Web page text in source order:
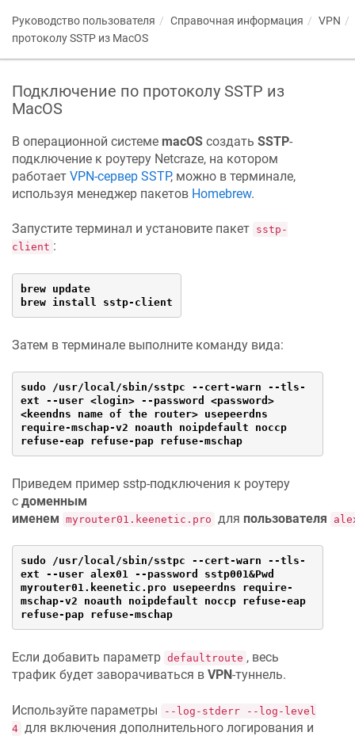
Руководство пользователя Справочная информация
VPN
протоколу SSTP из MacOS
Подключение по протоколу SSTP из
MacOS
В операционной системе macOS создать SSTP-
подключение к роутеру Netcraze, на котором
работает VPN-сервер SSTP, можно в терминале,
используя менеджер пакетов Homebrew.
Запустите терминал и установите пакет sstp-
client :
brew update
brew install sstp-client
Затем в терминале выполните команду вида:
sudo /usr/local/sbin/sstpc --cert-warn --tls-
ext --user <login> --password <password>
<keendns name of the router> usepeerdns
require-mschap-v2 noauth noipdefault noccp
refuse-eap refuse-pap refuse-mschap
Приведем пример sstp-подключения к роутеру
с доменным
именем myrouter01.keenetic.pro для пользователя
sudo /usr/local/sbin/sstpc --cert-warn --tls-
ext --user alex01 --password sstp001&Pwd
myrouter01.keenetic.pro usepeerdns require-
mschap-v2 noauth noipdefault noccp refuse-eap
refuse-pap refuse-mschap
Если добавить параметр defaultroute , весь
трафик будет заворачиваться в VPN-туннель.
Используйте параметры
--log-stderr --log-level
4 для включения дополнительного логирования и